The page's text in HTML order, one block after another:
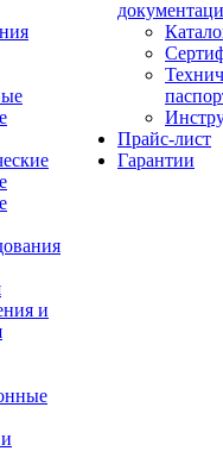
и
Прайс-лист
Гарантии